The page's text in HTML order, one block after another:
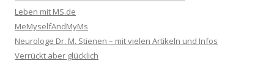
Leben mit MS.de
MeMyselfAndMyMs
Neurologe Dr. M. Stienen – mit vielen Artikeln und Infos
Verrückt aber glücklich